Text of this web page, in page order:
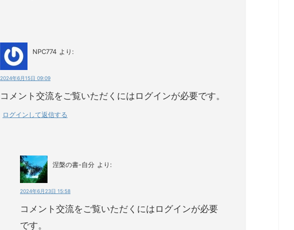
NPC774 より:
2024年6月15日 09:09
コメント交流をご覧いただくにはログインが必要です。
ログインして返信する
涅槃の書-自分 より:
2024年6月23日 15:58
コメント交流をご覧いただくにはログインが必要
です。